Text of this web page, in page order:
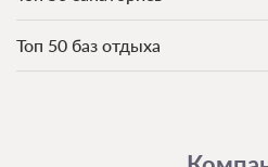
Топ 50 баз отдыха